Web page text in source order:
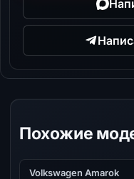
Похожие
Volkswagen Amarok